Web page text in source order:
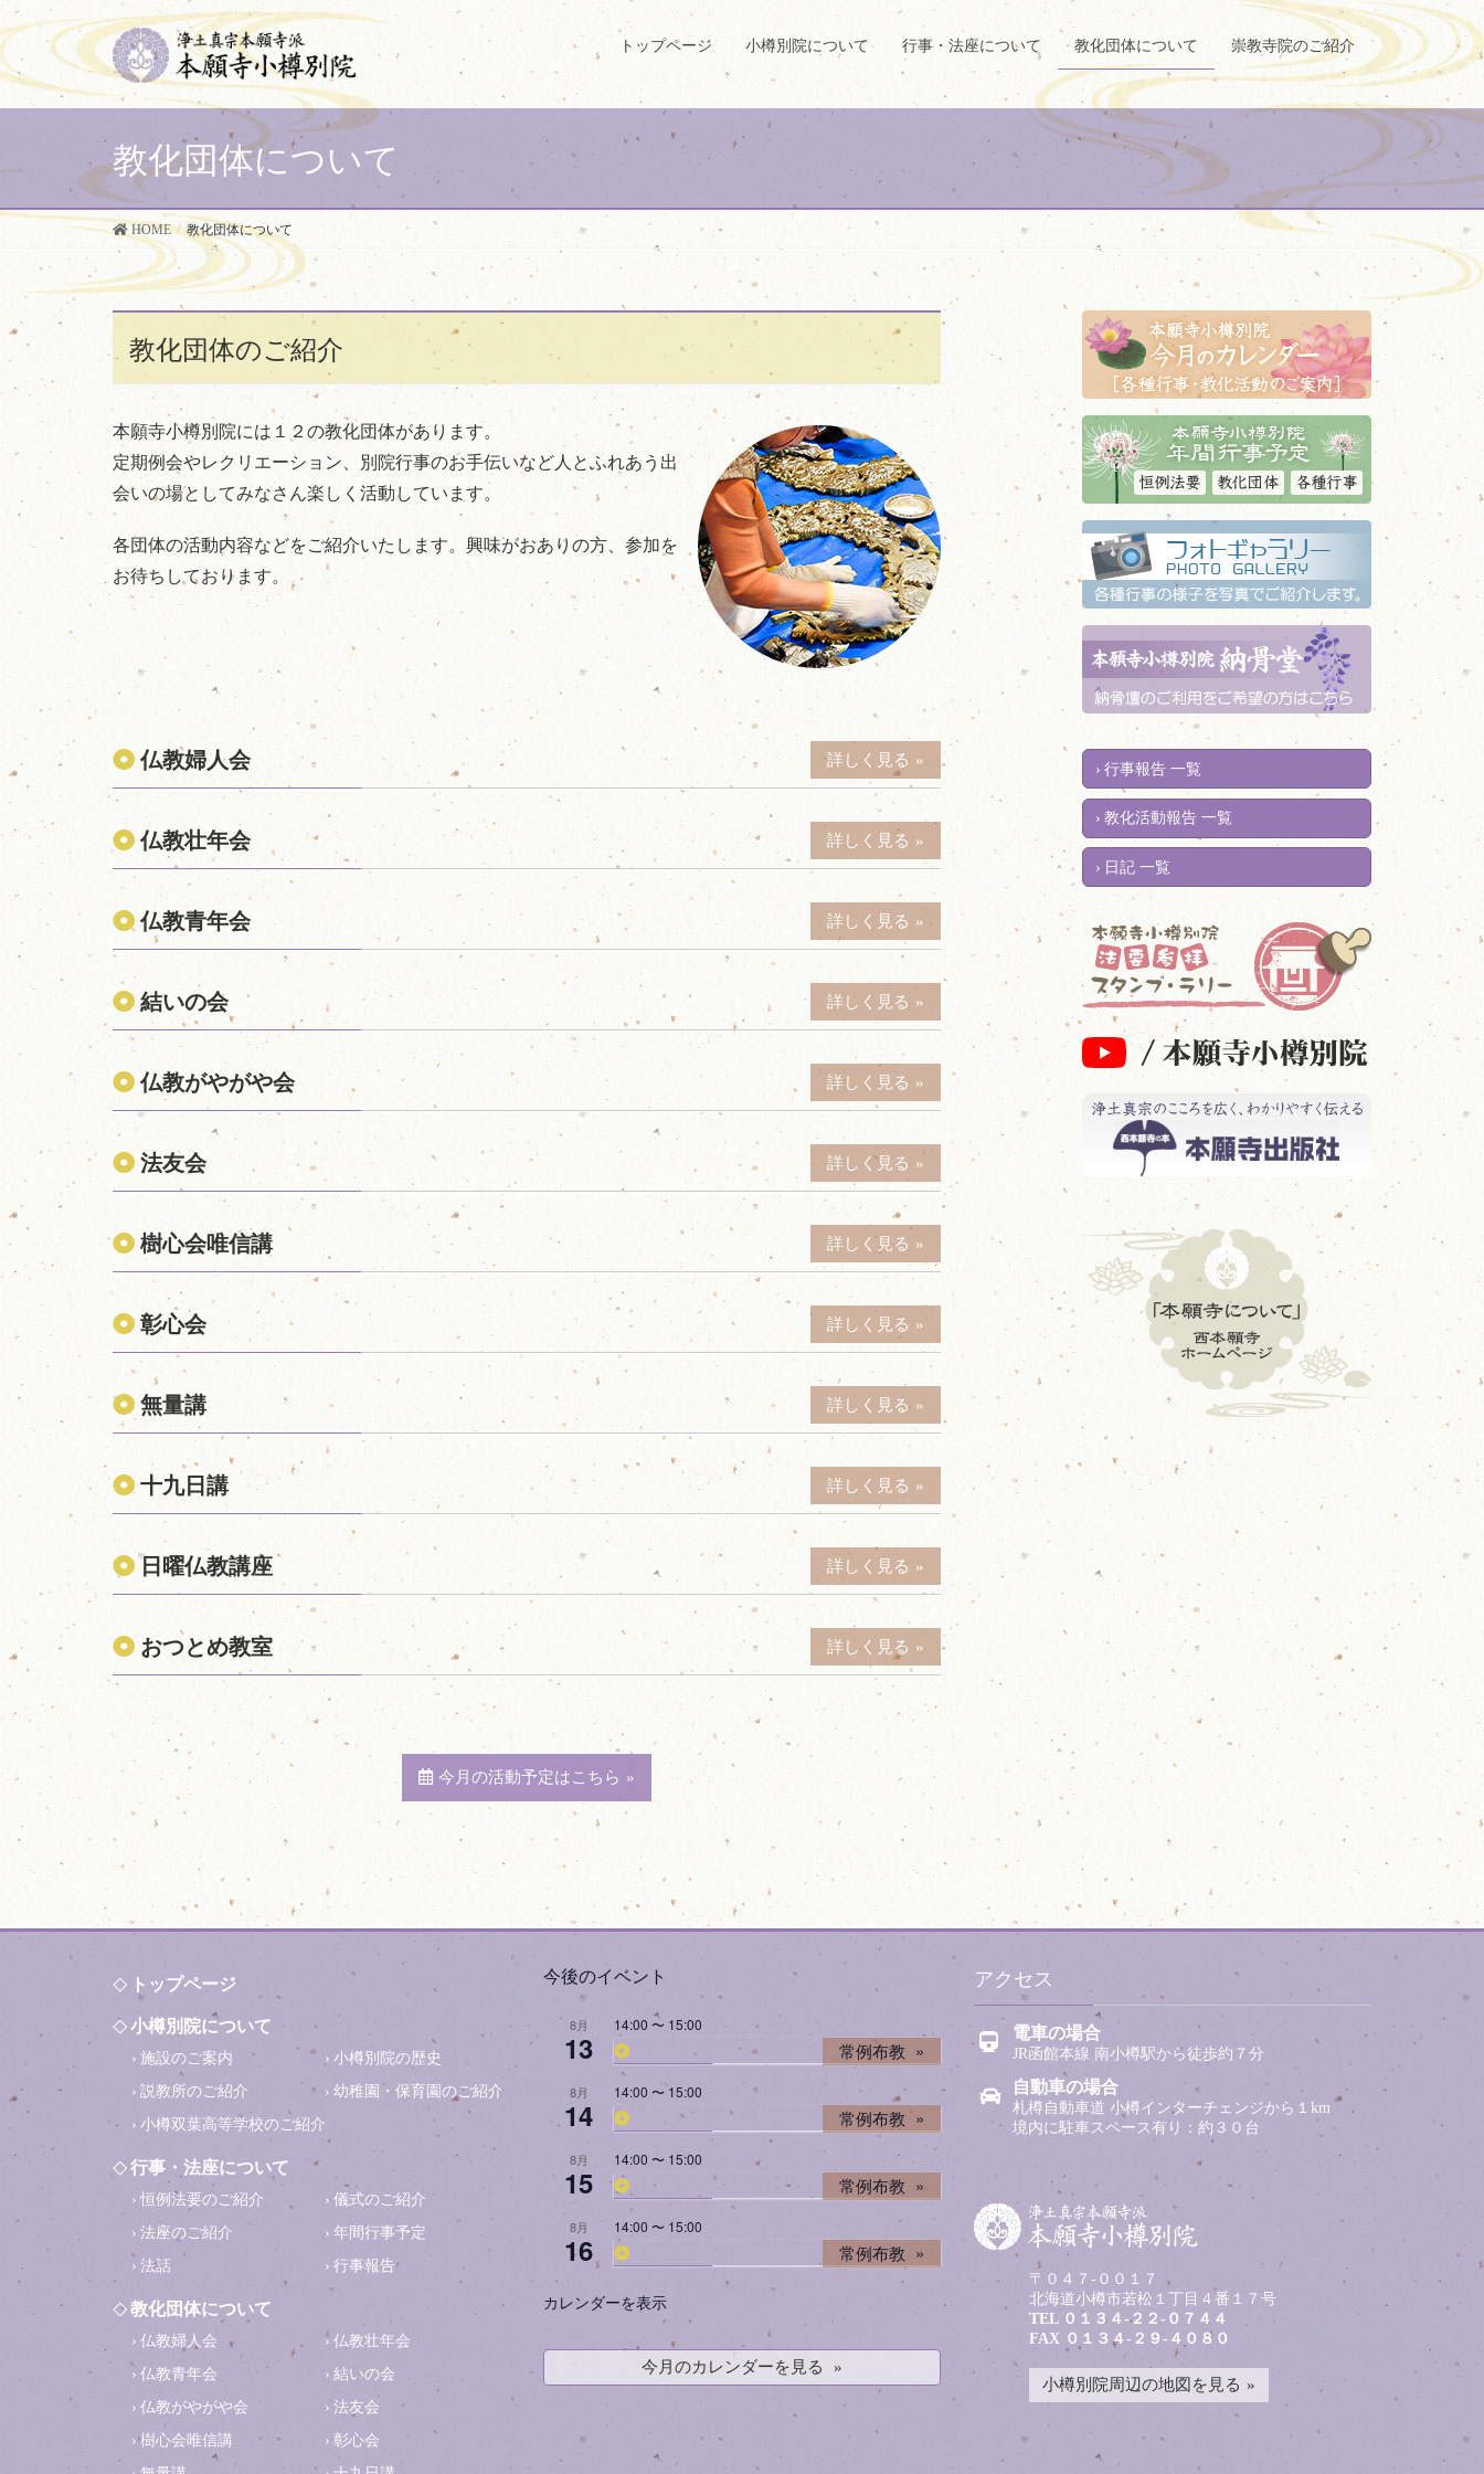
トップページ 小樽別院について 行事・法座について 教化団体について 崇教寺院のご紹介
教化団体について
HOME 教化団体について
教化団体のご紹介
本願寺小樽別院には１２の教化団体があります。
定期例会やレクリエーション、別院行事のお手伝いなど人とふれあう出
会いの場としてみなさん楽しく活動しています。
各団体の活動内容などをご紹介いたします。興味がおありの方、参加を
お待ちしております。
仏教婦人会 詳しく見る
仏教壮年会 詳しく見る
仏教青年会 詳しく見る
結いの会 詳しく見る
仏教がやがや会 詳しく見る
法友会 詳しく見る
樹心会唯信講 詳しく見る
彰心会 詳しく見る
無量講 詳しく見る
十九日講 詳しく見る
日曜仏教講座 詳しく見る
おつとめ教室 詳しく見る
今月の活動予定はこちら
行事報告 一覧
教化活動報告 一覧
日記 一覧
トップページ
小樽別院について
施設のご案内
小樽別院の歴史
説教所のご紹介
幼稚園・保育園のご紹介
小樽双葉高等学校のご紹介
行事・法座について
恒例法要のご紹介
儀式のご紹介
法座のご紹介
年間行事予定
法話
行事報告
教化団体について
仏教婦人会
仏教壮年会
仏教青年会
結いの会
仏教がやがや会
法友会
樹心会唯信講
彰心会
今後のイベント
8月
13
14:00 〜 15:00
常例布教
8月
14
14:00 〜15:00
常例布教
8月
15
14:00 〜 15:00
常例布教
8月
16
14:00 〜 15:00
常例布教
カレンダーを表示
今月のカレンダーを見る
アクセス
電車の場合
JR函館本線 南小樽駅から徒歩約７分
自動車の場合
札樽自動車道 小樽インターチェンジから１km
境内に駐車スペース有り：約３０台
〒０４７-００１７
北海道小樽市若松１丁目４番１７号
TEL ０１３４-２２-０７４４
FAX ０１３４-２９-４０８０
小樽別院周辺の地図を見る